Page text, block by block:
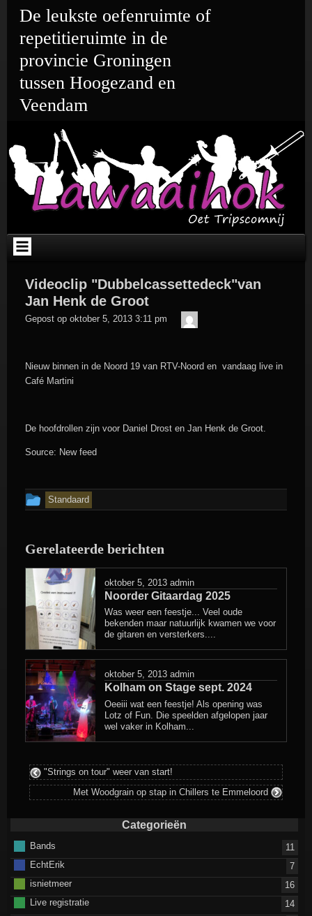
naar
inhoud
De leukste oefenruimte of
repetitieruimte in de
provincie Groningen
tussen Hoogezand en
Veendam
Videoclip "Dubbelcassettedeck"van
Jan Henk de Groot
Gepost op oktober 5, 2013 3:11 pm
Nieuw binnen in de Noord 19 van RTV-Noord en vandaag live in
Café Martini
De hoofdrollen zijn voor Daniel Drost en Jan Henk de Groot.
Source: New feed
Dit
geplaatst
in
Standaard
Gerelateerde berichten
oktober 5, 2013 admin
Noorder Gitaardag 2025
Was weer een feestje... Veel oude
bekenden maar natuurlijk kwamen we voor
de gitaren en versterkers....
oktober 5, 2013 admin
Kolham on Stage sept. 2024
Oeeiii wat een feestje! Als opening was
Lotz of Fun. Die speelden afgelopen jaar
wel vaker in Kolham...
"Strings on tour" weer van start!
Met Woodgrain op stap in Chillers te Emmeloord
Categorieën
Bands
11
EchtErik
7
isnietmeer
16
Live registratie
14